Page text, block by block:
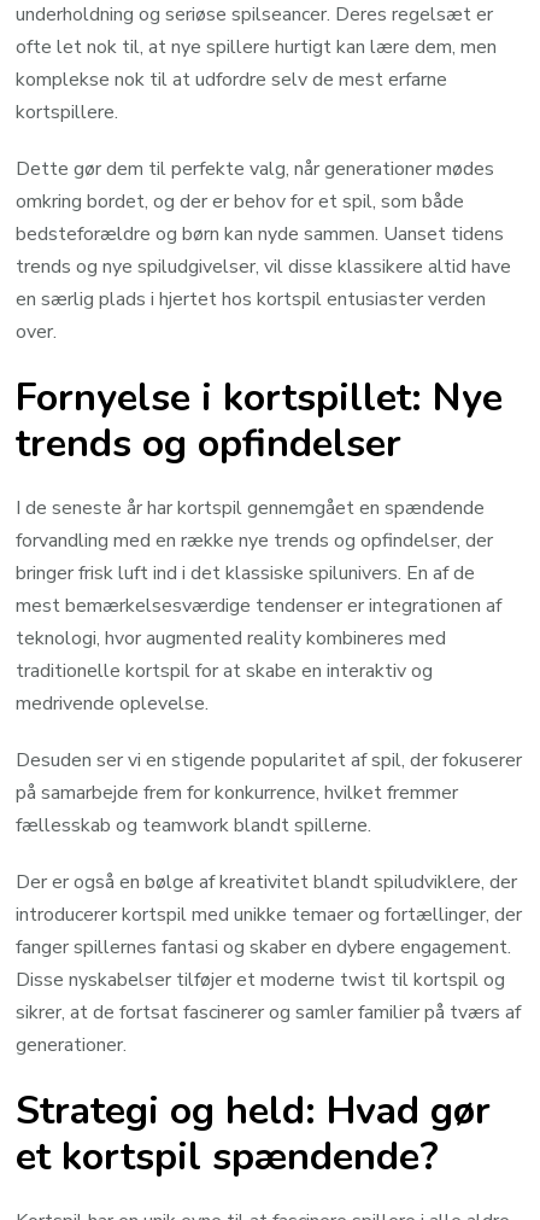
underholdning og seriøse spilseancer. Deres regelsæt er
ofte let nok til, at nye spillere hurtigt kan lære dem, men
komplekse nok til at udfordre selv de mest erfarne
kortspillere.
Dette gør dem til perfekte valg, når generationer mødes
omkring bordet, og der er behov for et spil, som både
bedsteforældre og børn kan nyde sammen. Uanset tidens
trends og nye spiludgivelser, vil disse klassikere altid have
en særlig plads i hjertet hos kortspil entusiaster verden
over.
Fornyelse i kortspillet: Nye
trends og opfindelser
I de seneste år har kortspil gennemgået en spændende
forvandling med en række nye trends og opfindelser, der
bringer frisk luft ind i det klassiske spilunivers. En af de
mest bemærkelsesværdige tendenser er integrationen af
teknologi, hvor augmented reality kombineres med
traditionelle kortspil for at skabe en interaktiv og
medrivende oplevelse.
Desuden ser vi en stigende popularitet af spil, der fokuserer
på samarbejde frem for konkurrence, hvilket fremmer
fællesskab og teamwork blandt spillerne.
Der er også en bølge af kreativitet blandt spiludviklere, der
introducerer kortspil med unikke temaer og fortællinger, der
fanger spillernes fantasi og skaber en dybere engagement.
Disse nyskabelser tilføjer et moderne twist til kortspil og
sikrer, at de fortsat fascinerer og samler familier på tværs af
generationer.
Strategi og held: Hvad gør
et kortspil spændende?